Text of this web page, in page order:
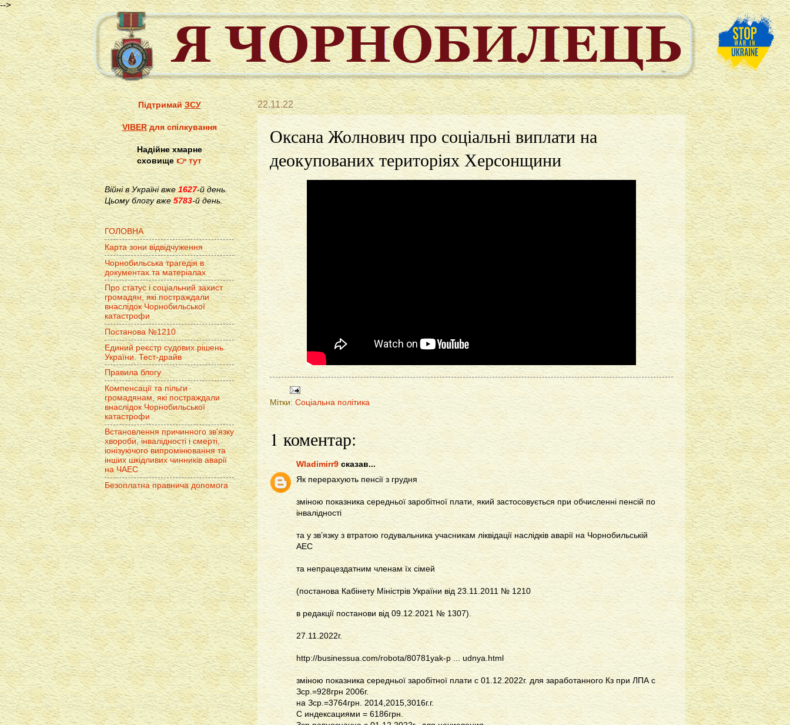
-->
22.11.22
Оксана Жолнович про соціальні виплати на
деокупованих територіях Херсонщини
Мітки: Соціальна політика
1 коментар:
Wladimirr9 сказав...
Як перерахують пенсії з грудня
зміною показника середньої заробітної плати, який застосовується при обчисленні пенсій по
інвалідності
та у зв’язку з втратою годувальника учасникам ліквідації наслідків аварії на Чорнобильській
АЕС
та непрацездатним членам їх сімей
(постанова Кабінету Міністрів України від 23.11.2011 № 1210
в редакції постанови від 09.12.2021 № 1307).
27.11.2022г.
http://businessua.com/robota/80781yak-p ... udnya.html
зміною показника середньої заробітної плати с 01.12.2022г. для заработанного Кз при ЛПА с
Зср.=928грн 2006г.
на Зср.=3764грн. 2014,2015,3016г.г.
С индексациями = 6186грн.
ПідтримайЗСУ
VIBERдля спілкування
Надійне хмарне
сховище👉 тут
Війні в Україні вже1627-й день.
Цьому блогу вже 5783-й день.
ГОЛОВНА
Карта зони відвідчуження
Чорнобильська трагедія в
документах та матеріалах
Про статус і соціальний захист
громадян, які постраждали
внаслідок Чорнобильської
катастрофи
Постанова №1210
Единий реєстр судових рішень
України. Тест-драйв
Правила блогу
Компенсації та пільги
громадянам, які постраждали
внаслідок Чорнобильської
катастрофи
Встановлення причинного зв'язку
хвороби, інвалідності і смерті,
іонізуючого випромінювання та
інших шкідливих чинників аварії
на ЧАЕС
Безоплатна правнича допомога